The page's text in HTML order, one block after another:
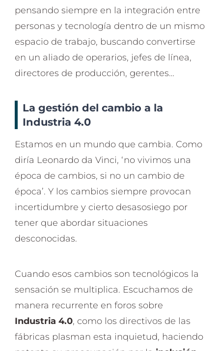
pensando siempre en la integración entre
personas y tecnología dentro de un mismo
espacio de trabajo, buscando convertirse
en un aliado de operarios, jefes de línea,
directores de producción, gerentes…
La gestión del cambio a la
Industria 4.0
Estamos en un mundo que cambia. Como
diría Leonardo da Vinci, ‘no vivimos una
época de cambios, si no un cambio de
época’. Y los cambios siempre provocan
incertidumbre y cierto desasosiego por
tener que abordar situaciones
desconocidas.
Cuando esos cambios son tecnológicos la
sensación se multiplica. Escuchamos de
manera recurrente en foros sobre
Industria 4.0, como los directivos de las
fábricas plasman esta inquietud, haciendo